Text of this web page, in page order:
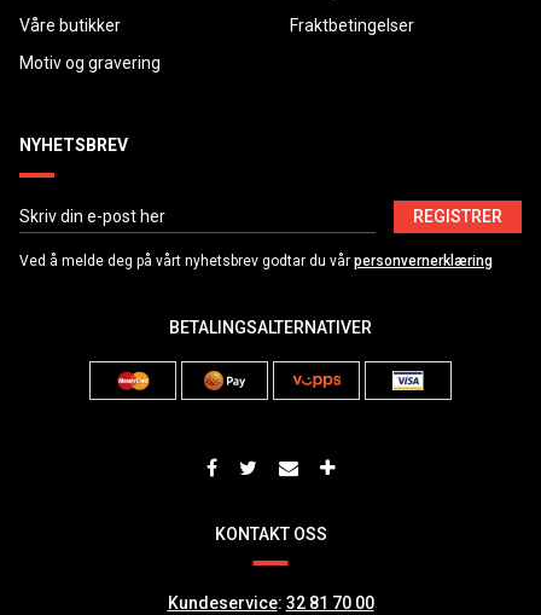
Våre butikker
Motiv og gravering
Fraktbetingelser
NYHETSBREV
REGISTRER
Ved å melde deg på vårt nyhetsbrev godtar du vår personvernerklæring
BETALINGSALTERNATIVER
KONTAKT OSS
Kundeservice: 32 81 70 00